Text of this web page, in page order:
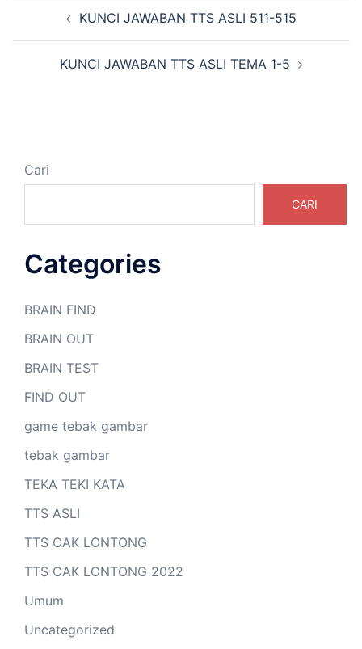
Navigasi
Tulisan
KUNCI JAWABAN TTS ASLI 511-515
KUNCI JAWABAN TTS ASLI TEMA 1-5
Cari
CARI
Categories
BRAIN FIND
BRAIN OUT
BRAIN TEST
FIND OUT
game tebak gambar
tebak gambar
TEKA TEKI KATA
TTS ASLI
TTS CAK LONTONG
TTS CAK LONTONG 2022
Umum
Uncategorized